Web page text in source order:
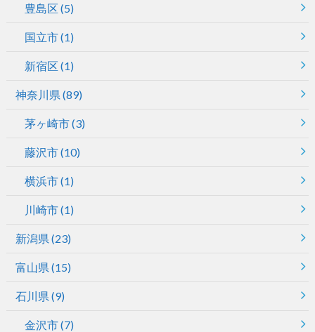
豊島区 (5)
国立市(1)
新宿区 (1)
神奈川県 (89)
茅ヶ崎市(3)
藤沢市(10)
横浜市(1)
川崎市(1)
新潟県 (23)
富山県 (15)
石川県 (9)
金沢市(7)